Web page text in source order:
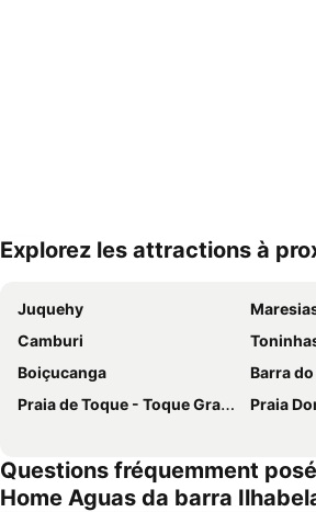
Explorez les attractions à
Juquehy
Camburi
Boiçucanga
Barra do
Praia de Toque - Toque Grande
Praia
Questions fréquemment
Home Aguas da barra